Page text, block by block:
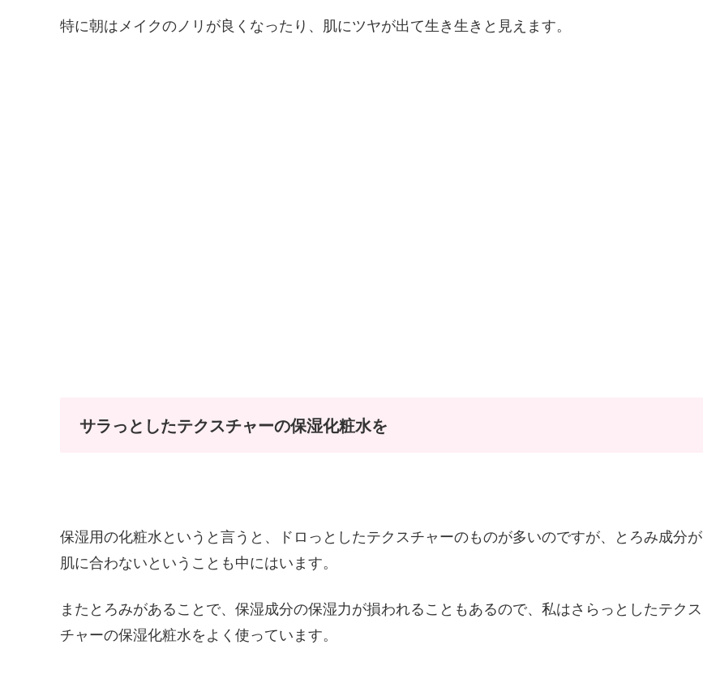
特に朝はメイクのノリが良くなったり、肌にツヤが出て生き生きと見えます。
サラっとしたテクスチャーの保湿化粧水を
保湿用の化粧水というと言うと、ドロっとしたテクスチャーのものが多いのですが、とろみ成分が
肌に合わないということも中にはいます。
またとろみがあることで、保湿成分の保湿力が損われることもあるので、私はさらっとしたテクス
チャーの保湿化粧水をよく使っています。